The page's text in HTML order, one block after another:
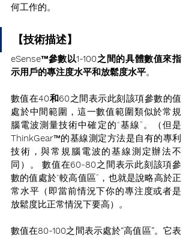
何工作的。
【技術描述】
eSense™參數以1-100之間的具體數值來指
示用戶的專注度水平和放鬆度水平。
數值在40和60之間表示此刻該項參數的值
處於中間範圍，這一數值範圍類似於常規
腦電波測量技術中確定的“基線”。（但是
ThinkGear™的基線測定方法是自有的專利
技術，與常規腦電波的基線測定辦法不
同）。 數值在60-80之間表示此刻該項參
數的值處於“較高值區”，也就是說略高於正
常水平（即當前情況下你的專注度或者是
放鬆度比正常情況下要高）。
數值在80-100之間表示處於“高值區”。它表